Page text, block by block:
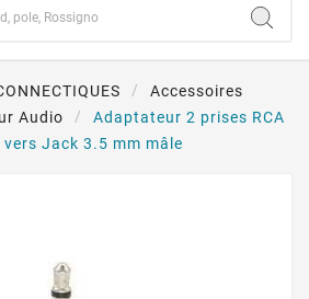
Accessoires
Audio
Adaptateur 2 prises RCA
vers Jack 3.5 mm mâle